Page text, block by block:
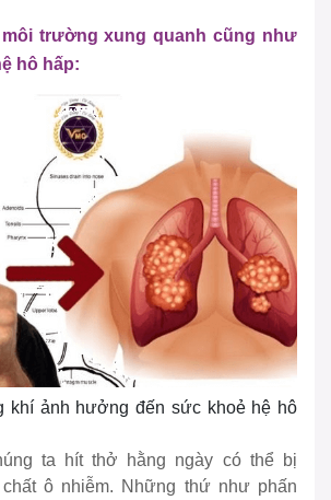
trường xung quanh cũng như
hô hấp:
khí ảnh hưởng đến sức khoẻ hệ hô
ta hít thở hằng ngày có thể bị
ô nhiễm. Những thứ như phấn